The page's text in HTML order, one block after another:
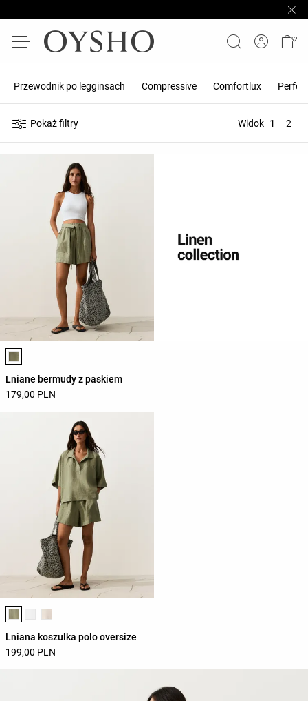
Przewodnik po legginsach Compressive Comfortlux
Pokaż filtry Widok 1 2
Lista kolorów produktu
Lniane bermudy z paskiem
179,00 PLN
Lista kolorów produktu
Lniana koszulka polo oversize
199,00 PLN